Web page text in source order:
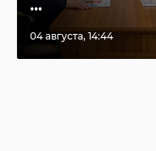
...
04 августа, 14:44